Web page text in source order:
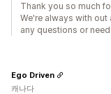
Thank you so much
We're always with out
any questions or
Ego Driven
캐나다